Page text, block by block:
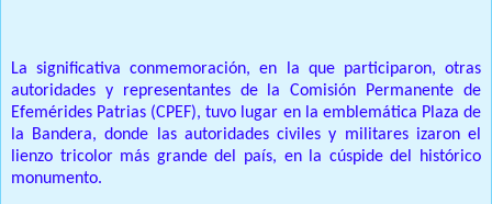
La significativa conmemoración, en la que participaron, otras
autoridades y representantes de la Comisión Permanente de
Efemérides Patrias (CPEF), tuvo lugar en la emblemática Plaza de
la Bandera, donde las autoridades civiles y militares izaron el
lienzo tricolor más grande del país, en la cúspide del histórico
monumento.